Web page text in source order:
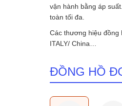
vận hành bằng áp
toàn tối đa.
Các thương hiệu đồng
ITALY/ China…
ĐỒNG HỒ